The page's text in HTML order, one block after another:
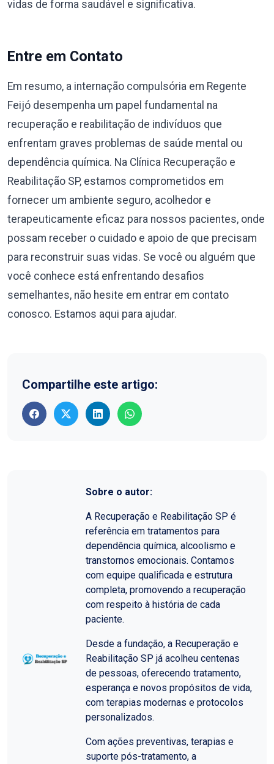
vidas de forma saudável e significativa.
Entre em Contato
Em resumo, a internação compulsória em Regente
Feijó desempenha um papel fundamental na
recuperação e reabilitação de indivíduos que
enfrentam graves problemas de saúde mental ou
dependência química. Na Clínica Recuperação e
Reabilitação SP, estamos comprometidos em
fornecer um ambiente seguro, acolhedor e
terapeuticamente eficaz para nossos pacientes, onde
possam receber o cuidado e apoio de que precisam
para reconstruir suas vidas. Se você ou alguém que
você conhece está enfrentando desafios
semelhantes, não hesite em entrar em contato
conosco. Estamos aqui para ajudar.
Compartilhe este artigo:
Sobre o autor:
A Recuperação e Reabilitação SP é
referência em tratamentos para
dependência química, alcoolismo e
transtornos emocionais. Contamos
com equipe qualificada e estrutura
completa, promovendo a recuperação
com respeito à história de cada
paciente.
Desde a fundação, a Recuperação e
Reabilitação SP já acolheu centenas
de pessoas, oferecendo tratamento,
esperança e novos propósitos de vida,
com terapias modernas e protocolos
personalizados.
Com ações preventivas, terapias e
suporte pós-tratamento, a